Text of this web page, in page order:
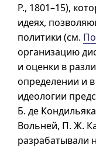
P., 1801–15),
идеях,
политики (см.
организацию
и оценки в
определении и в
идеологии
Б. де Кондильяка
Вольней, П. Ж.
разрабатывали